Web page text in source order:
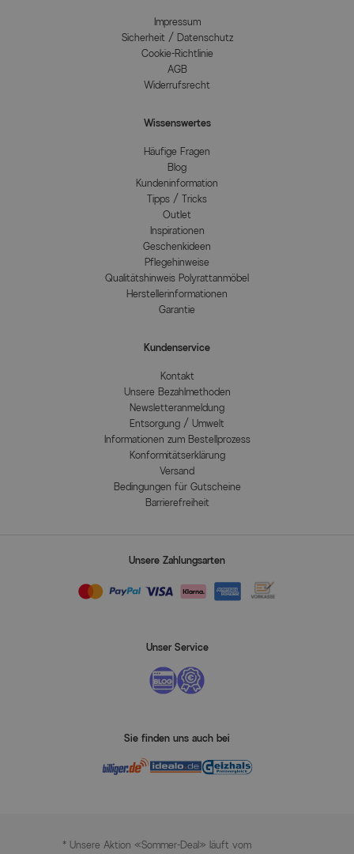
Impressum
Sicherheit / Datenschutz
Cookie-Richtlinie
AGB
Widerrufsrecht
Wissenswertes
Häufige Fragen
Blog
Kundeninformation
Tipps / Tricks
Outlet
Inspirationen
Geschenkideen
Pflegehinweise
Qualitätshinweis Polyrattanmöbel
Herstellerinformationen
Garantie
Kundenservice
Kontakt
Unsere Bezahlmethoden
Newsletteranmeldung
Entsorgung / Umwelt
Informationen zum Bestellprozess
Konformitätserklärung
Versand
Bedingungen für Gutscheine
Barrierefreiheit
Unsere Zahlungsarten
Unser Service
Sie finden uns auch bei
* Unsere Aktion «Sommer-Deal» läuft vom